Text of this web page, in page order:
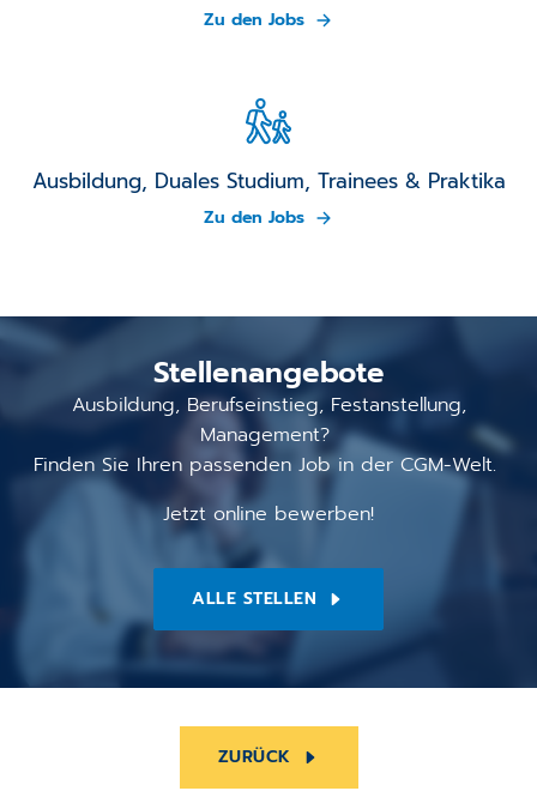
Zu den Jobs
Ausbildung, Duales Studium, Trainees & Praktika
Zu den Jobs
Stellenangebote
Ausbildung, Berufseinstieg, Festanstellung,
Management?
Finden Sie Ihren passenden Job in der CGM-Welt.
Jetzt online bewerben!
ALLE STELLEN
ZURÜCK